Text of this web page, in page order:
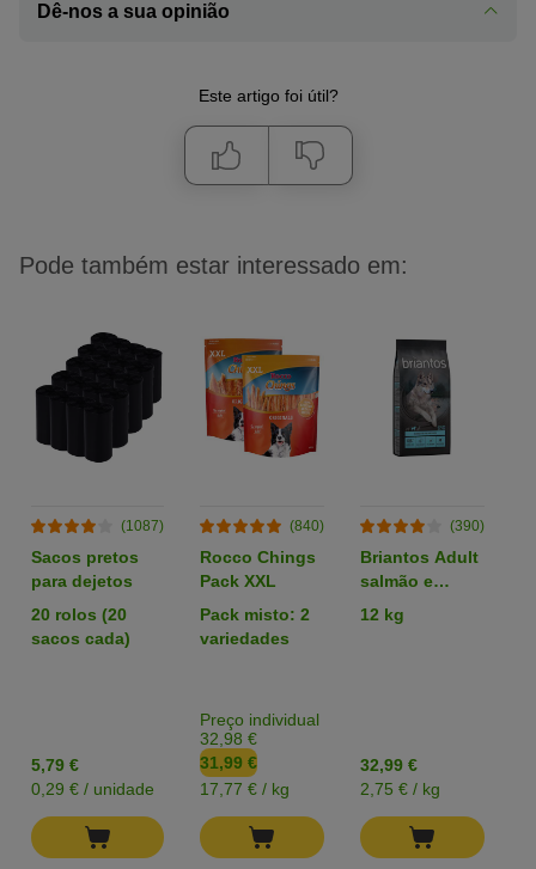
Dê-nos a sua opinião
Este artigo foi útil?
Pode também estar interessado em:
(1087)
Sacos pretos
para dejetos
20 rolos (20
sacos cada)
5,79 €
0,29 € / unidade
(840)
Rocco Chings
Pack XXL
Pack misto: 2
variedades
Preço individual
32,98 €
31,99 €
17,77 € / kg
(390)
Briantos Adult
salmão e
batata - SEM
CEREAIS
12 kg
32,99 €
2,75 € / kg